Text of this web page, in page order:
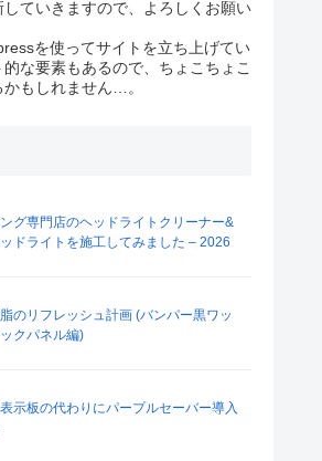
ていきますので、よろしくお願い
を使ってサイトを立ち上げてい
な要素もあるので、ちょこちょこ
もしれません…。
グ専門店のヘッドライトクリーナー&
ドライトを施工してみました – 2026
のリフレッシュ計画 (バンパー黒ワッ
クパネル編)
示板の代わりにパープルセーバー導入